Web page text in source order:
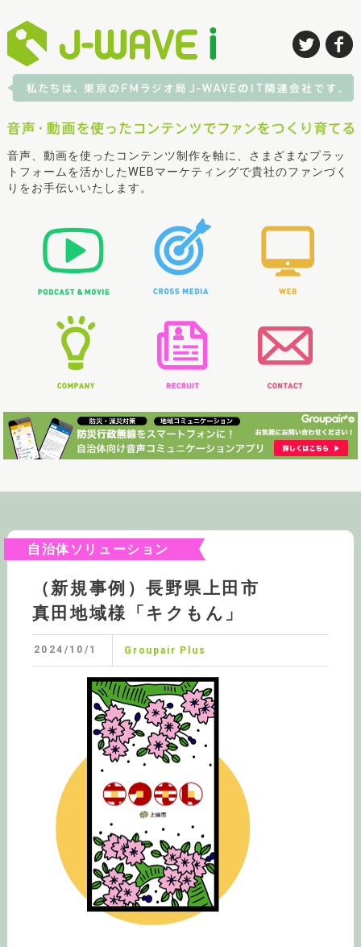
音声、動画を使ったコンテンツ制作を軸に、さまざまなプラッ
トフォームを活かしたWEBマーケティングで貴社のファンづく
りをお手伝いいたします。
自治体ソリューション
（新規事例）長野県上田市
真田地域様「キクもん」
2024/10/1 Groupair Plus